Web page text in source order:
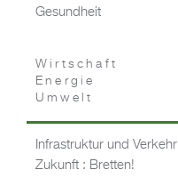
Gesundheit
Wirtschaft
Energie
Umwelt
Infrastruktur und Verkehr
Zukunft : Bretten!